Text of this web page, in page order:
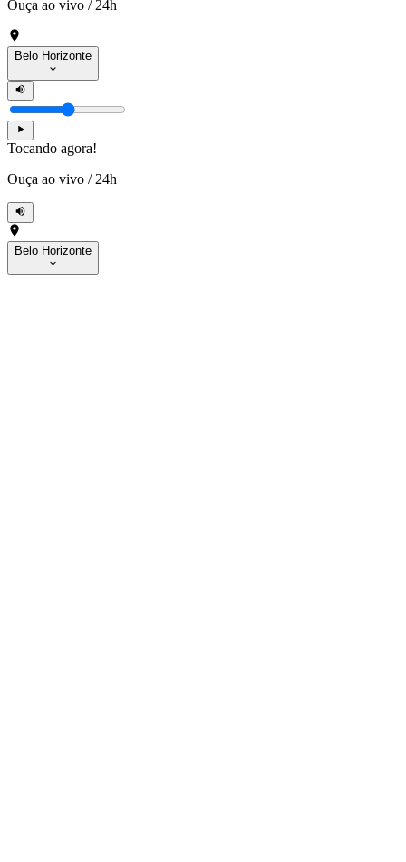
Ouça ao vivo / 24h
Belo Horizonte
Tocando agora!
Ouça ao vivo / 24h
Belo Horizonte